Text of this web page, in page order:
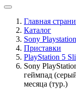
Главная
Каталог
Sony
Приставки
PlayStation 5
Sony
геймпад
месяца (тур.)